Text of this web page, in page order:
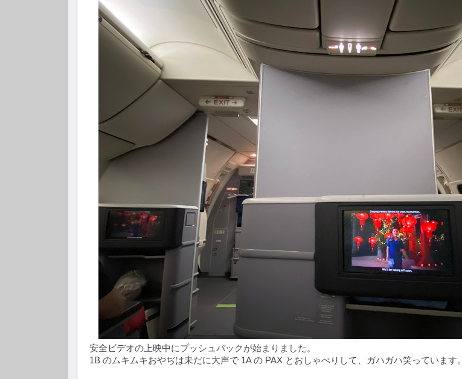
安全ビデオの上映中にプッシュバックが始まりました。
1B のムキムキおやぢは未だに大声で 1A の PAX とおしゃべりして、ガハガハ笑っています。